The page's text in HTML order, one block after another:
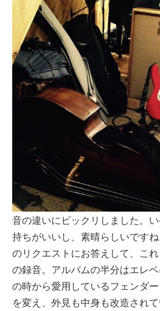
音の違いにビックリしました。
持ちがいいし、素晴らしいです
のリクエストにお答えして、こ
の録音。アルバムの半分はエレ
の時から愛用しているフェンダ
を変え、外見も中身も改造され